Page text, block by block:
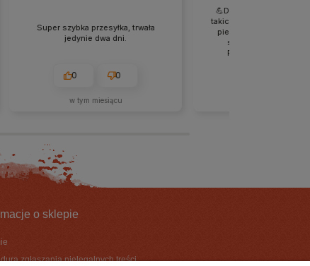
Super szybka przesyłka, trwała
jedynie dwa dni.
0 0
w tym miesiącu
💪Dobry kontakt, miła
takich miejscach warto
pieniądze. To porządny i
sklep, nie oszukują
Profesjonalne
o sklepie
zgłaszania nielegalnych treści